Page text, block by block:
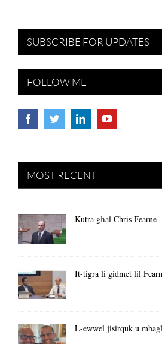
SUBSCRIBE FOR UPDATES
FOLLOW ME
MOST RECENT
Kutra għal Chris Fearne
It-tigra li gidmet lil
L-ewwel jisirquk u